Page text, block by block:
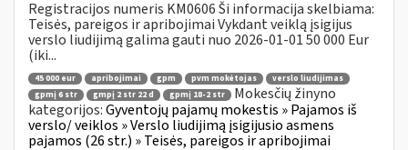
Registracijos numeris KM0606 Ši informacija skelbiama:
Teisės, pareigos ir apribojimai Vykdant veiklą įsigijus
verslo liudijimą galima gauti nuo 2026-01-01 50 000 Eur
(iki...
45 000 eur apribojimai gpm pvm mokėtojas
verslo liudijimas
gpmį 6 str
gmpį 2 str 22 d gpmį 18-2 str
Mokesčių žinyno
kategorijos:Gyventojų pajamų mokestis » Pajamos iš
verslo/ veiklos » Verslo liudijimą įsigijusio asmens
pajamos (26 str.) » Teisės, pareigos ir apribojimai